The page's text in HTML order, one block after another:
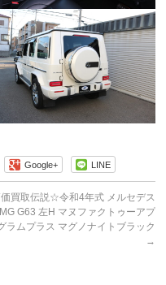
Google+ LINE
買取伝説☆令和4年式 メルセデス
G63 左H マヌファクトゥーアプ
ラムプラス マグノナイトブラック
→